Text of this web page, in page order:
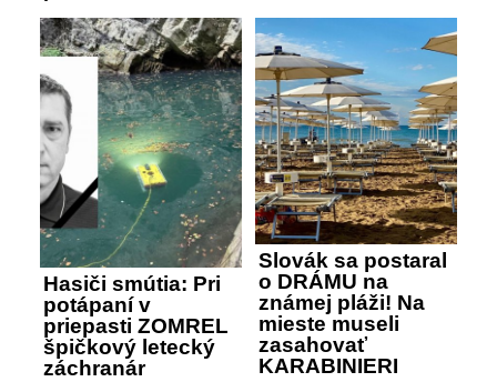
Hasiči smútia: Pri
potápaní v
priepasti ZOMREL
špičkový letecký
záchranár
Slovák sa postaral
o DRÁMU na
známej pláži! Na
mieste museli
zasahovať
KARABINIERI